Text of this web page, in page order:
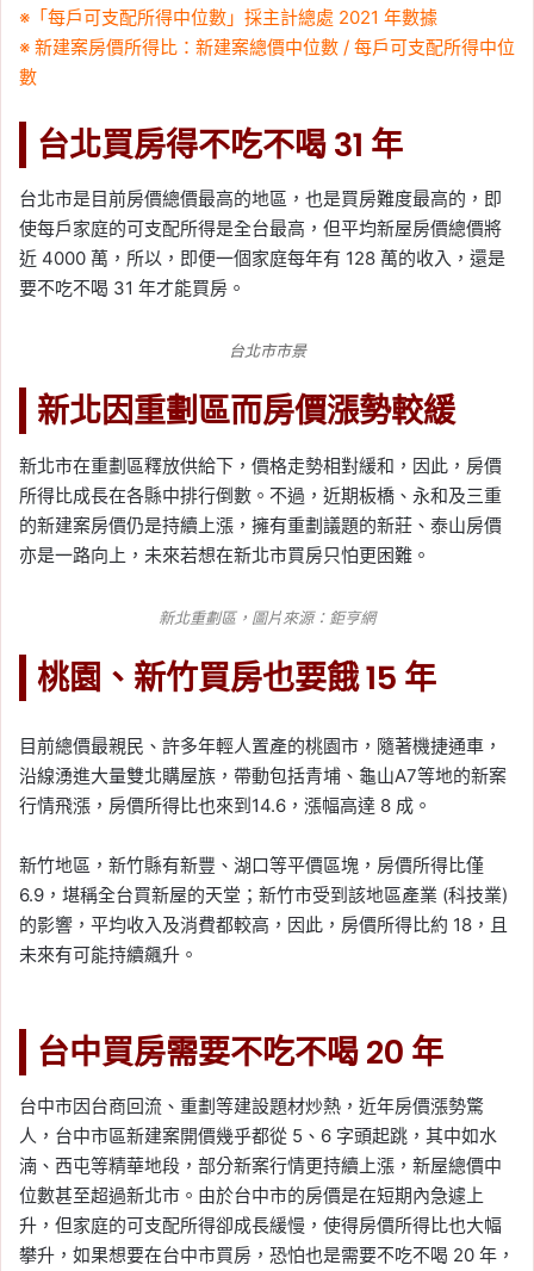
※「每戶可支配所得中位數」採主計總處 2021 年數據
※ 新建案房價所得比：新建案總價中位數 / 每戶可支配所得中位
數
台北買房得不吃不喝 31 年
台北市是目前房價總價最高的地區，也是買房難度最高的，即
使每戶家庭的可支配所得是全台最高，但平均新屋房價總價將
近 4000 萬，所以，即便一個家庭每年有 128 萬的收入，還是
要不吃不喝 31 年才能買房。
台北市市景
新北因重劃區而房價漲勢較緩
新北市在重劃區釋放供給下，價格走勢相對緩和，因此，房價
所得比成長在各縣中排行倒數。不過，近期板橋、永和及三重
的新建案房價仍是持續上漲，擁有重劃議題的新莊、泰山房價
亦是一路向上，未來若想在新北市買房只怕更困難。
新北重劃區，圖片來源： 鉅亨網
桃園、新竹買房也要餓 15 年
目前總價最親民、許多年輕人置產的桃園市，隨著機捷通車，
沿線湧進大量雙北購屋族，帶動包括青埔、龜山A7等地的新案
行情飛漲，房價所得比也來到14.6，漲幅高達 8 成。
新竹地區，新竹縣有新豐、湖口等平價區塊，房價所得比僅
6.9，堪稱全台買新屋的天堂；新竹市受到該地區產業 (科技業)
的影響，平均收入及消費都較高，因此，房價所得比約 18，且
未來有可能持續飆升。
台中買房需要不吃不喝 20 年
台中市因台商回流、重劃等建設題材炒熱，近年房價漲勢驚
人，台中市區新建案開價幾乎都從 5、6 字頭起跳，其中如水
湳、西屯等精華地段，部分新案行情更持續上漲，新屋總價中
位數甚至超過新北市。由於台中市的房價是在短期內急遽上
升，但家庭的可支配所得卻成長緩慢，使得房價所得比也大幅
攀升，如果想要在台中市買房，恐怕也是需要不吃不喝 20 年，